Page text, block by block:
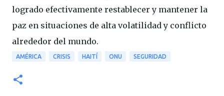
logrado efectivamente restablecer y mantener la
paz en situaciones de alta volatilidad y conflicto
alrededor del mundo.
AMÉRICA CRISIS HAITÍ ONU SEGURIDAD